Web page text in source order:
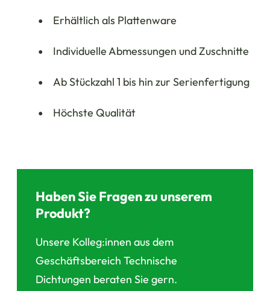
Erhältlich als Plattenware
Individuelle Abmessungen und Zuschnitte
Ab Stückzahl 1 bis hin zur Serienfertigung
Höchste Qualität
Haben Sie Fragen zu unserem
Produkt?
Unsere Kolleg:innen aus dem
Geschäftsbereich Technische
Dichtungen beraten Sie gern.